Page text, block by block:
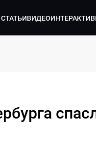
СТАТЬИВИДЕОИНТЕРАКТИВ